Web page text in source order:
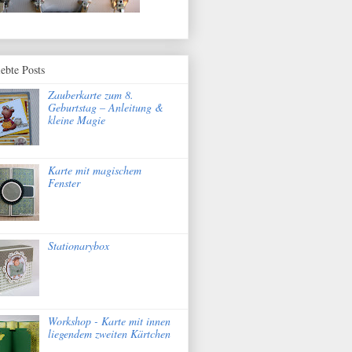
Posts
Zauberkarte zum 8.
Geburtstag – Anleitung &
kleine Magie
Karte mit magischem
Fenster
Stationarybox
Workshop - Karte mit innen
liegendem zweiten Kärtchen